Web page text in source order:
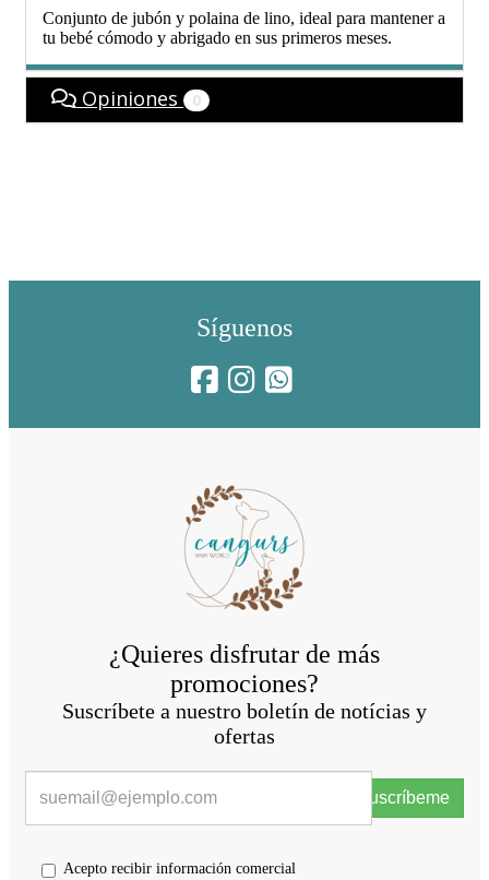
Conjunto de jubón y polaina de lino, ideal para mantener a
tu bebé cómodo y abrigado en sus primeros meses.
Opiniones 0
Síguenos
¿Quieres disfrutar de más
promociones?
Suscríbete a nuestro boletín de notícias y
ofertas
Suscríbeme
Acepto recibir información comercial